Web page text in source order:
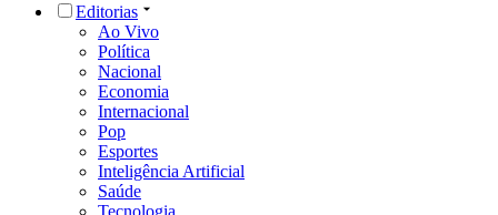
Editorias
Ao Vivo
Política
Nacional
Economia
Internacional
Pop
Esportes
Inteligência Artificial
Saúde
Tecnologia